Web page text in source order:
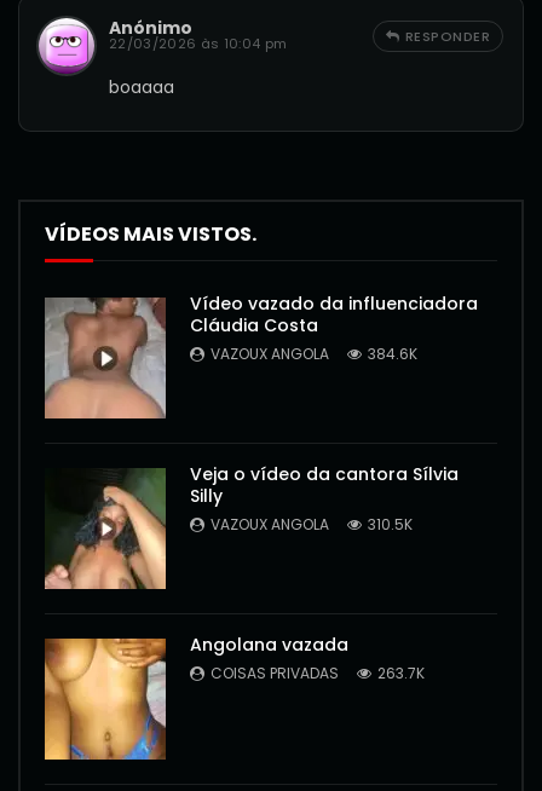
Anónimo
22/03/2026 às 10:04 pm
boaaaa
RESPONDER
VÍDEOS MAIS VISTOS.
Vídeo vazado da influenciadora
Cláudia Costa
VAZOUX ANGOLA 384.6K
Veja o vídeo da cantora Sílvia
Silly
VAZOUX ANGOLA 310.5K
Angolana vazada
COISAS PRIVADAS 263.7K